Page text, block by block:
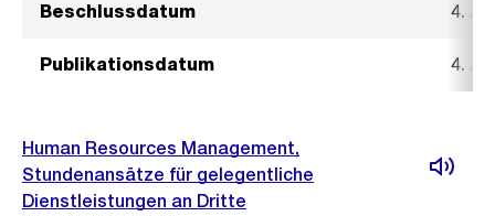
Beschlussdatum 4.
Publikationsdatum 4.
Human Resources Management,
Stundenansätze für gelegentliche
Dienstleistungen an Dritte